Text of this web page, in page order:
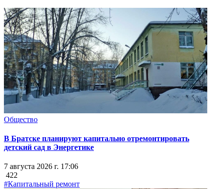
Общество
В Братске планируют капитально отремонтировать
детский сад в Энергетике
7 августа 2026 г. 17:06
422
#Капитальный ремонт